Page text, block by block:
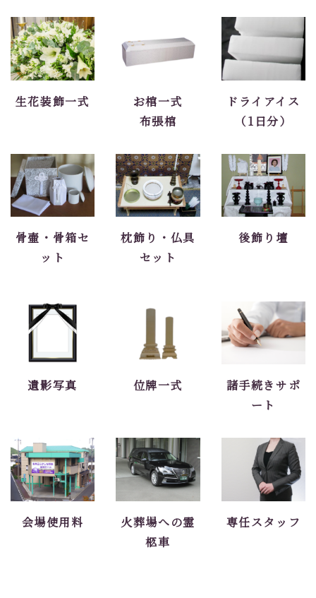
生花装飾一式
お棺一式
布張棺
ドライアイス
（1日分）
骨壷・骨箱セ
ット
枕飾り・仏具
セット
後飾り壇
遺影写真 位牌一式
諸手続きサポ
ート
会場使用料
火葬場への霊
柩車
専任スタッフ